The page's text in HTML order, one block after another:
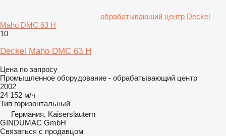
обрабатывающий центр Deckel
Maho DMC 63 H
10
Deckel Maho DMC 63 H
Цена по запросу
Промышленное оборудование - обрабатывающий центр
2002
24 152 м/ч
Тип горизонтальный
Германия, Kaiserslautern
GINDUMAC GmbH
Связаться с продавцом